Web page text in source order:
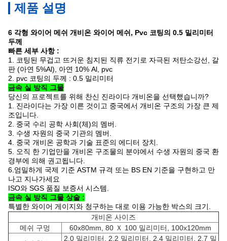
제품 설명
6 각형 와이어 메쉬 개비온 와이어 메쉬, Pvc 코팅의 0.5 밀리미터
두께
빠른 세부 사항 :
1.
코팅된 무겁고 뜨거운 침지된 직류 전기로 자극된 저탄소강선, 갈
판 (아연 5%Al), 아연 10% Al, pvc
2.
pvc 코팅의 두께 : 0.5 밀리미터
금속 실 방직 그물
당신의 프로젝트를 위해 찬신 진라이다 개비온을 선택했습니까?
1. 진라이다는 가장 이른 것이고 중국에서 개비온 구조의 가장 큰 제
조입니다.
2. 중국 수리 공학 사회(체)의 멤버.
3. 수생 자원의 중국 기관의 멤버.
4. 중국 개비온 공학과 기술 표준의 에디터 장치.
5. 오직 한 기업만을 개비온 구조물의 분야에서 수생 자원의 중국 환
경부에 의해 권고됩니다.
6.엄밀하게 국제 기준 ASTM 규격 또는 BS EN 기준을 구현하고 만
나고 지나가세요
ISO와 SGS 품질 보증서 시스템.
금속 실 방직 그물 상술 :
특별한 와이어 게이지와 청구하는 대로 이용 가능한 박스의 크기.
개비온 사이즈
메쉬 구멍
60x80mm, 80 Ｘ 100 밀리미터, 100x120mm
2.0 밀리미터, 2.2 밀리미터, 2.4 밀리미터, 2,7 밀